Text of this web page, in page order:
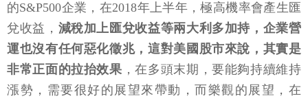
的S&P500企業，在2018年上半年，極高機率會產生匯
兌收益， 減稅加上匯兌收益等兩大利多加持，企業營
運也沒有任何惡化徵兆，這對美國股市來說，其實是
非常正面的拉抬效果 ，在多頭末期，要能夠持續維持
漲勢，需要很好的展望來帶動，而樂觀的展望，在